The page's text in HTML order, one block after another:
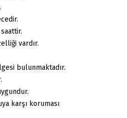
vardır.
bulunmaktadır.
karşı koruması